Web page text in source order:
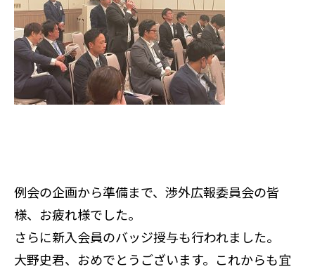
例会の企画から準備まで、渉外広報委員会の皆
様、お疲れ様でした。
さらに新入会員のバッジ授与も行われました。
大野史君、おめでとうございます。これからも宜